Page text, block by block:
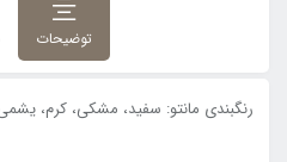
توضیحات
رنگبندی مانتو: سفید، مشکی، کرم،